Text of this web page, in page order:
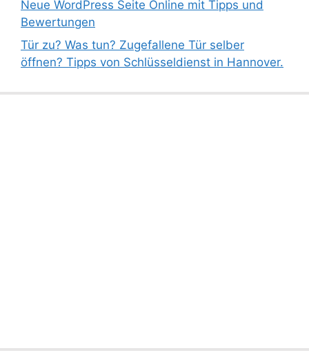
Neue WordPress Seite Online mit Tipps und
Bewertungen
Tür zu? Was tun? Zugefallene Tür selber
öffnen? Tipps von Schlüsseldienst in Hannover.